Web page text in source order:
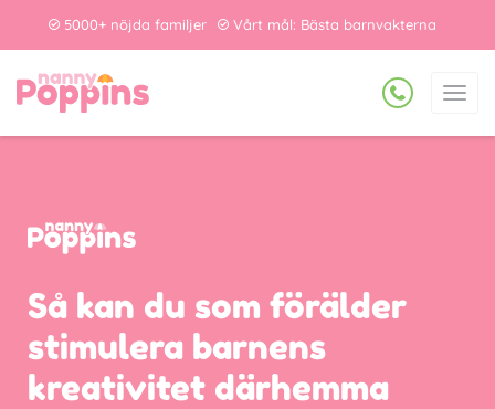
5000+ nöjda familjer Vårt mål: Bästa barnvakterna
Så kan du som förälder
stimulera barnens
kreativitet därhemma